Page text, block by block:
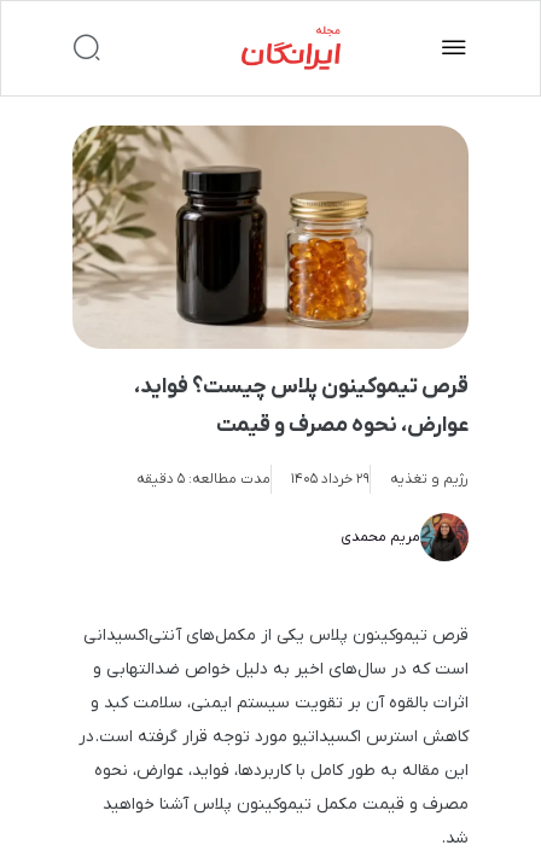
قرص تیموکینون پلاس چیست؟ فواید،
عوارض، نحوه مصرف و قیمت
رژیم و تغذیه 29 خرداد 1405 مدت مطالعه: ۵ دقیقه
مریم محمدی
قرص تیموکینون پلاس یکی از مکمل‌های آنتی‌اکسیدانی
است که در سال‌های اخیر به دلیل خواص ضدالتهابی و
اثرات بالقوه آن بر تقویت سیستم ایمنی، سلامت کبد و
کاهش استرس اکسیداتیو مورد توجه قرار گرفته است. در
این مقاله به طور کامل با کاربردها، فواید، عوارض، نحوه
مصرف و قیمت مکمل تیموکینون پلاس آشنا خواهید
شد.